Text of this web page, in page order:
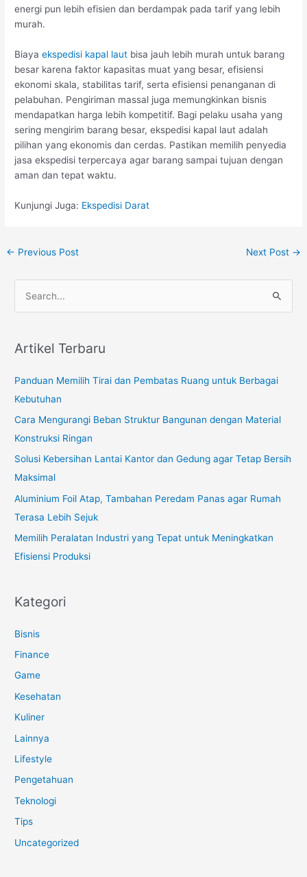
energi pun lebih efisien dan berdampak pada tarif yang lebih
murah.
Biayaekspedisi kapal laut bisa jauh lebih murah untuk barang
besar karena faktor kapasitas muat yang besar, efisiensi
ekonomi skala, stabilitas tarif, serta efisiensi penanganan di
pelabuhan. Pengiriman massal juga memungkinkan bisnis
mendapatkan harga lebih kompetitif. Bagi pelaku usaha yang
sering mengirim barang besar, ekspedisi kapal laut adalah
pilihan yang ekonomis dan cerdas. Pastikan memilih penyedia
jasa ekspedisi terpercaya agar barang sampai tujuan dengan
aman dan tepat waktu.
Kunjungi Juga: Ekspedisi Darat
Post
← Previous Post Next Post →
r
h
f
o
r
:
Artikel Terbaru
Panduan Memilih Tirai dan Pembatas Ruang untuk Berbagai
Kebutuhan
Cara Mengurangi Beban Struktur Bangunan dengan Material
Konstruksi Ringan
Solusi Kebersihan Lantai Kantor dan Gedung agar Tetap Bersih
Maksimal
Aluminium Foil Atap, Tambahan Peredam Panas agar Rumah
Terasa Lebih Sejuk
Memilih Peralatan Industri yang Tepat untuk Meningkatkan
Efisiensi Produksi
Kategori
Bisnis
Finance
Game
Kesehatan
Kuliner
Lainnya
Lifestyle
Pengetahuan
Teknologi
Tips
Uncategorized